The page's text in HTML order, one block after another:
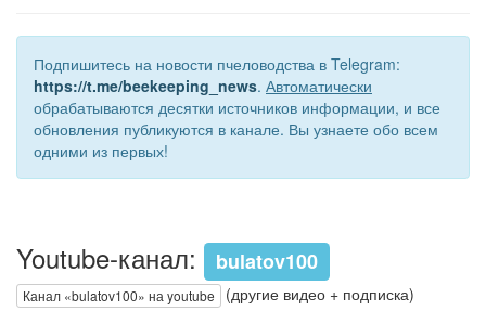
Подпишитесь на новости пчеловодства в Telegram:
https://t.me/beekeeping_news. Автоматически
обрабатываются десятки источников информации, и все
обновления публикуются в канале. Вы узнаете обо всем
одними из первых!
Youtube-канал: bulatov100
Канал «bulatov100» на youtube (другие видео + подписка)